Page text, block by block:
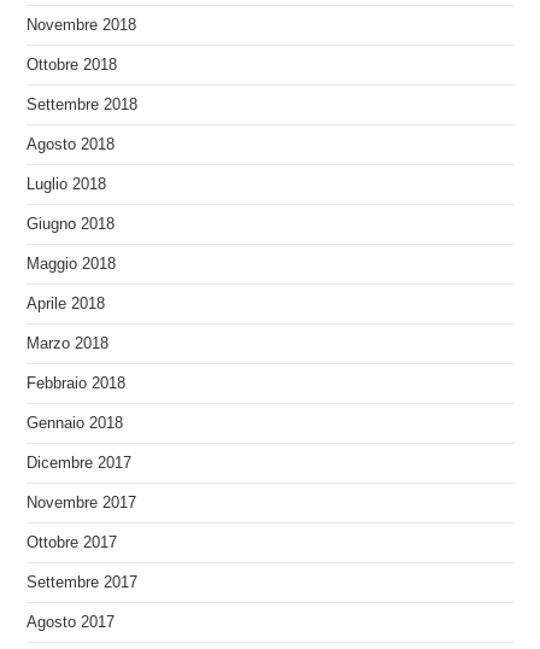
Novembre 2018
Ottobre 2018
Settembre 2018
Agosto 2018
Luglio 2018
Giugno 2018
Maggio 2018
Aprile 2018
Marzo 2018
Febbraio 2018
Gennaio 2018
Dicembre 2017
Novembre 2017
Ottobre 2017
Settembre 2017
Agosto 2017